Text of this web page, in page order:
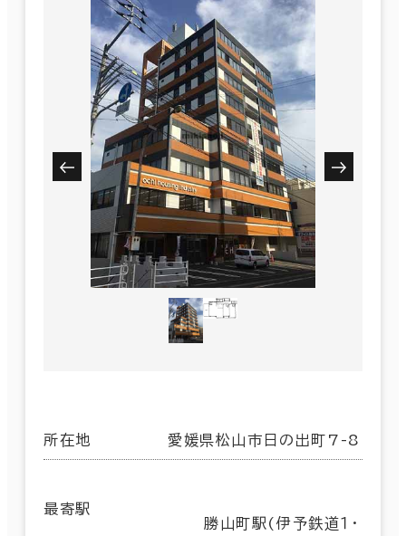
所在地 愛媛県松山市日の出町7-8
最寄駅
勝山町駅(伊予鉄道１・